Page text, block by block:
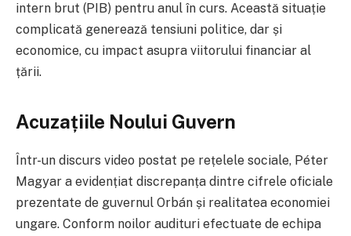
intern brut (PIB) pentru anul în curs. Această situație
complicată generează tensiuni politice, dar și
economice, cu impact asupra viitorului financiar al
țării.
Acuzațiile Noului Guvern
Într-un discurs video postat pe rețelele sociale, Péter
Magyar a evidențiat discrepanța dintre cifrele oficiale
prezentate de guvernul Orbán și realitatea economiei
ungare. Conform noilor audituri efectuate de echipa